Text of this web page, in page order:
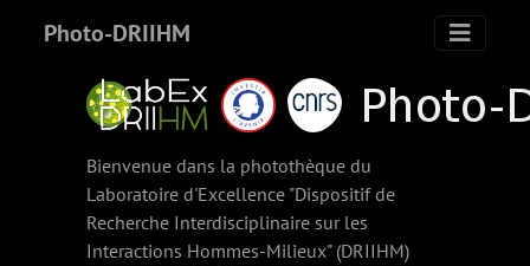
Photo-DRIIHM
Bienvenue dans la photothèque du
Laboratoire d'Excellence "Dispositif de
Recherche Interdisciplinaire sur les
Interactions Hommes-Milieux" (DRIIHM)